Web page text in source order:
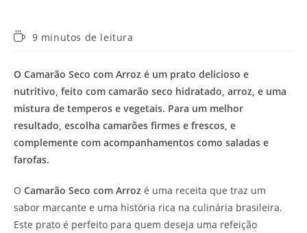
Tempo9 minutos de leitura
O Camarão Seco com Arroz é um prato delicioso e
nutritivo, feito com camarão seco hidratado, arroz, e uma
mistura de temperos e vegetais. Para um melhor
resultado, escolha camarões firmes e frescos, e
complemente com acompanhamentos como saladas e
farofas.
O Camarão Seco com Arroz é uma receita que traz um
sabor marcante e uma história rica na culinária brasileira.
Este prato é perfeito para quem deseja uma refeição